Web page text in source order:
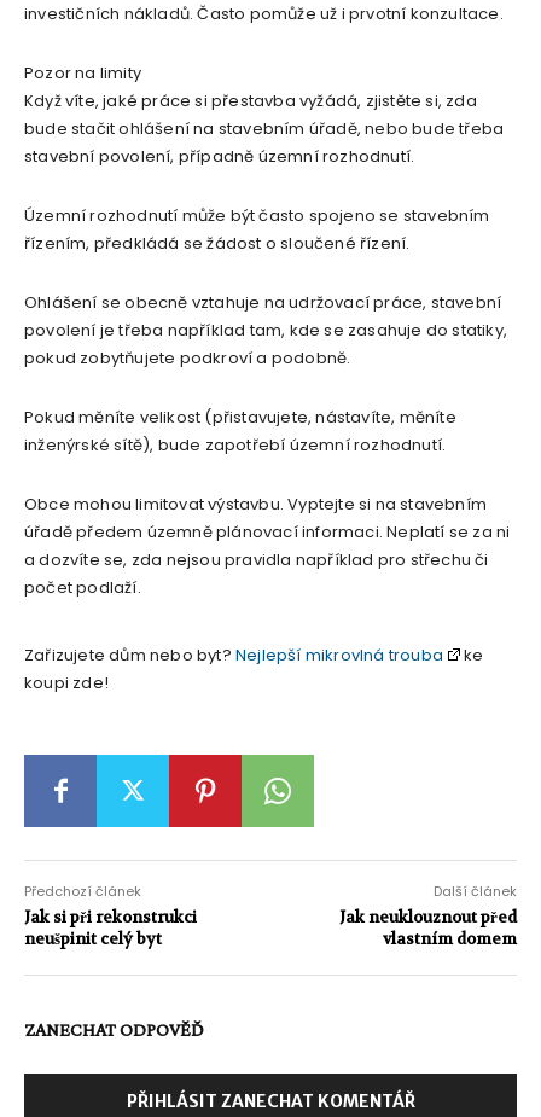
investičních nákladů. Často pomůže už i prvotní konzultace.
Pozor na limity
Když víte, jaké práce si přestavba vyžádá, zjistěte si, zda
bude stačit ohlášení na stavebním úřadě, nebo bude třeba
stavební povolení, případně územní rozhodnutí.
Územní rozhodnutí může být často spojeno se stavebním
řízením, předkládá se žádost o sloučené řízení.
Ohlášení se obecně vztahuje na udržovací práce, stavební
povolení je třeba například tam, kde se zasahuje do statiky,
pokud zobytňujete podkroví a podobně.
Pokud měníte velikost (přistavujete, nástavíte, měníte
inženýrské sítě), bude zapotřebí územní rozhodnutí.
Obce mohou limitovat výstavbu. Vyptejte si na stavebním
úřadě předem územně plánovací informaci. Neplatí se za ni
a dozvíte se, zda nejsou pravidla například pro střechu či
počet podlaží.
Zařizujete dům nebo byt? Nejlepší mikrovlná trouba
ke
koupi zde!
Předchozí článek
Jak si při rekonstrukci
neušpinit celý byt
Další článek
Jak neuklouznout před
vlastním domem
ZANECHAT ODPOVĚĎ
PŘIHLÁSIT ZANECHAT KOMENTÁŘ